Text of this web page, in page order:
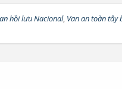
hồi lưu Nacional, Van an toàn tây